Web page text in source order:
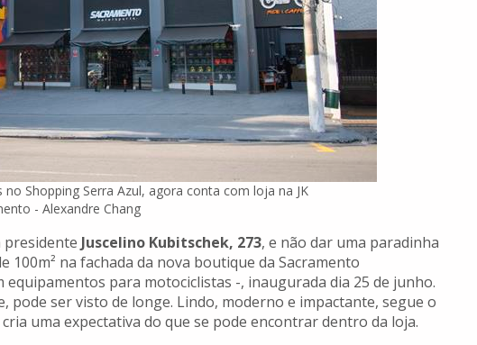
Shopping Serra Azul, agora conta com loja na JK
- Alexandre Chang
presidente Juscelino Kubitschek, 273, e não dar uma paradinha
100m² na fachada da nova boutique da Sacramento
para motociclistas -, inaugurada dia 25 de junho.
pode ser visto de longe. Lindo, moderno e impactante, segue o
uma expectativa do que se pode encontrar dentro da loja.